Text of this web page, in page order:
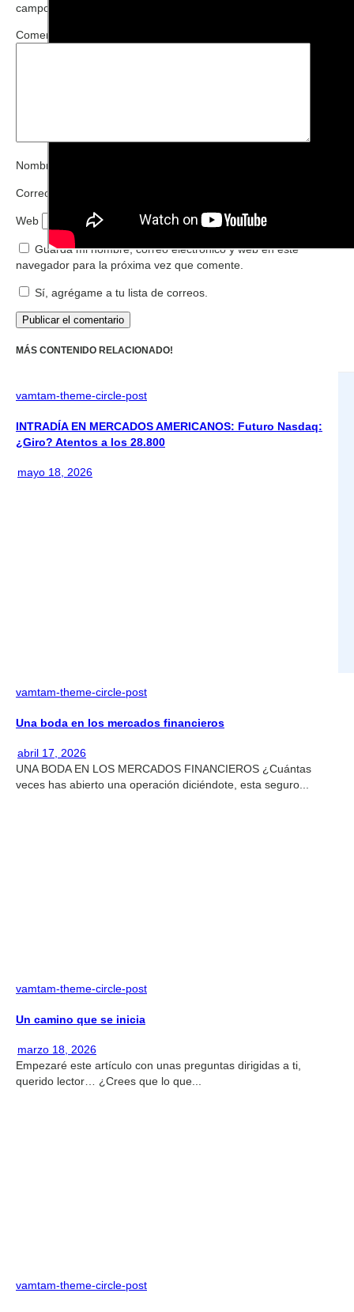
campos obligatorios están marcados con
Comentario
Nombre
Correo electrónico
Web
Guarda mi nombre, correo electrónico y web en este
navegador para la próxima vez que comente.
Sí, agrégame a tu lista de correos.
MÁS CONTENIDO RELACIONADO!
vamtam-theme-circle-post
INTRADÍA EN MERCADOS AMERICANOS: Futuro Nasdaq:
¿Giro? Atentos a los 28.800
mayo 18, 2026
vamtam-theme-circle-post
Una boda en los mercados financieros
abril 17, 2026
UNA BODA EN LOS MERCADOS FINANCIEROS ¿Cuántas
veces has abierto una operación diciéndote, esta seguro...
vamtam-theme-circle-post
Un camino que se inicia
marzo 18, 2026
Empezaré este artículo con unas preguntas dirigidas a ti,
querido lector… ¿Crees que lo que...
vamtam-theme-circle-post